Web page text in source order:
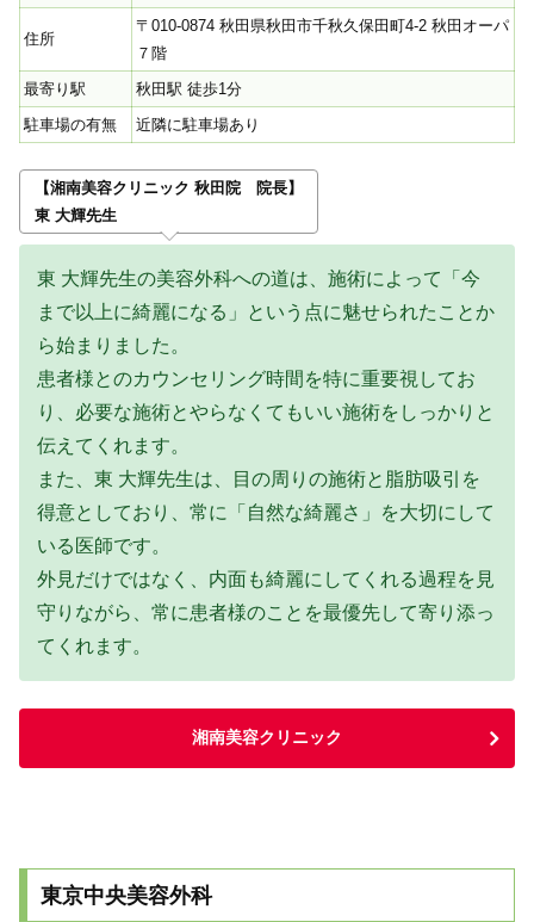
住所
〒010-0874 秋田県秋田市千秋久保田町4-2 秋田オーパ
７階
最寄り駅
秋田駅 徒歩1分
駐車場の有無
近隣に駐車場あり
【湘南美容クリニック 秋田院 院長】
東 大輝先生
東 大輝先生の美容外科への道は、施術によって「今
まで以上に綺麗になる」という点に魅せられたことか
ら始まりました。
患者様とのカウンセリング時間を特に重要視してお
り、必要な施術とやらなくてもいい施術をしっかりと
伝えてくれます。
また、東 大輝先生は、目の周りの施術と脂肪吸引を
得意としており、常に「自然な綺麗さ」を大切にして
いる医師です。
外見だけではなく、内面も綺麗にしてくれる過程を見
守りながら、常に患者様のことを最優先して寄り添っ
てくれます。
湘南美容クリニック
東京中央美容外科